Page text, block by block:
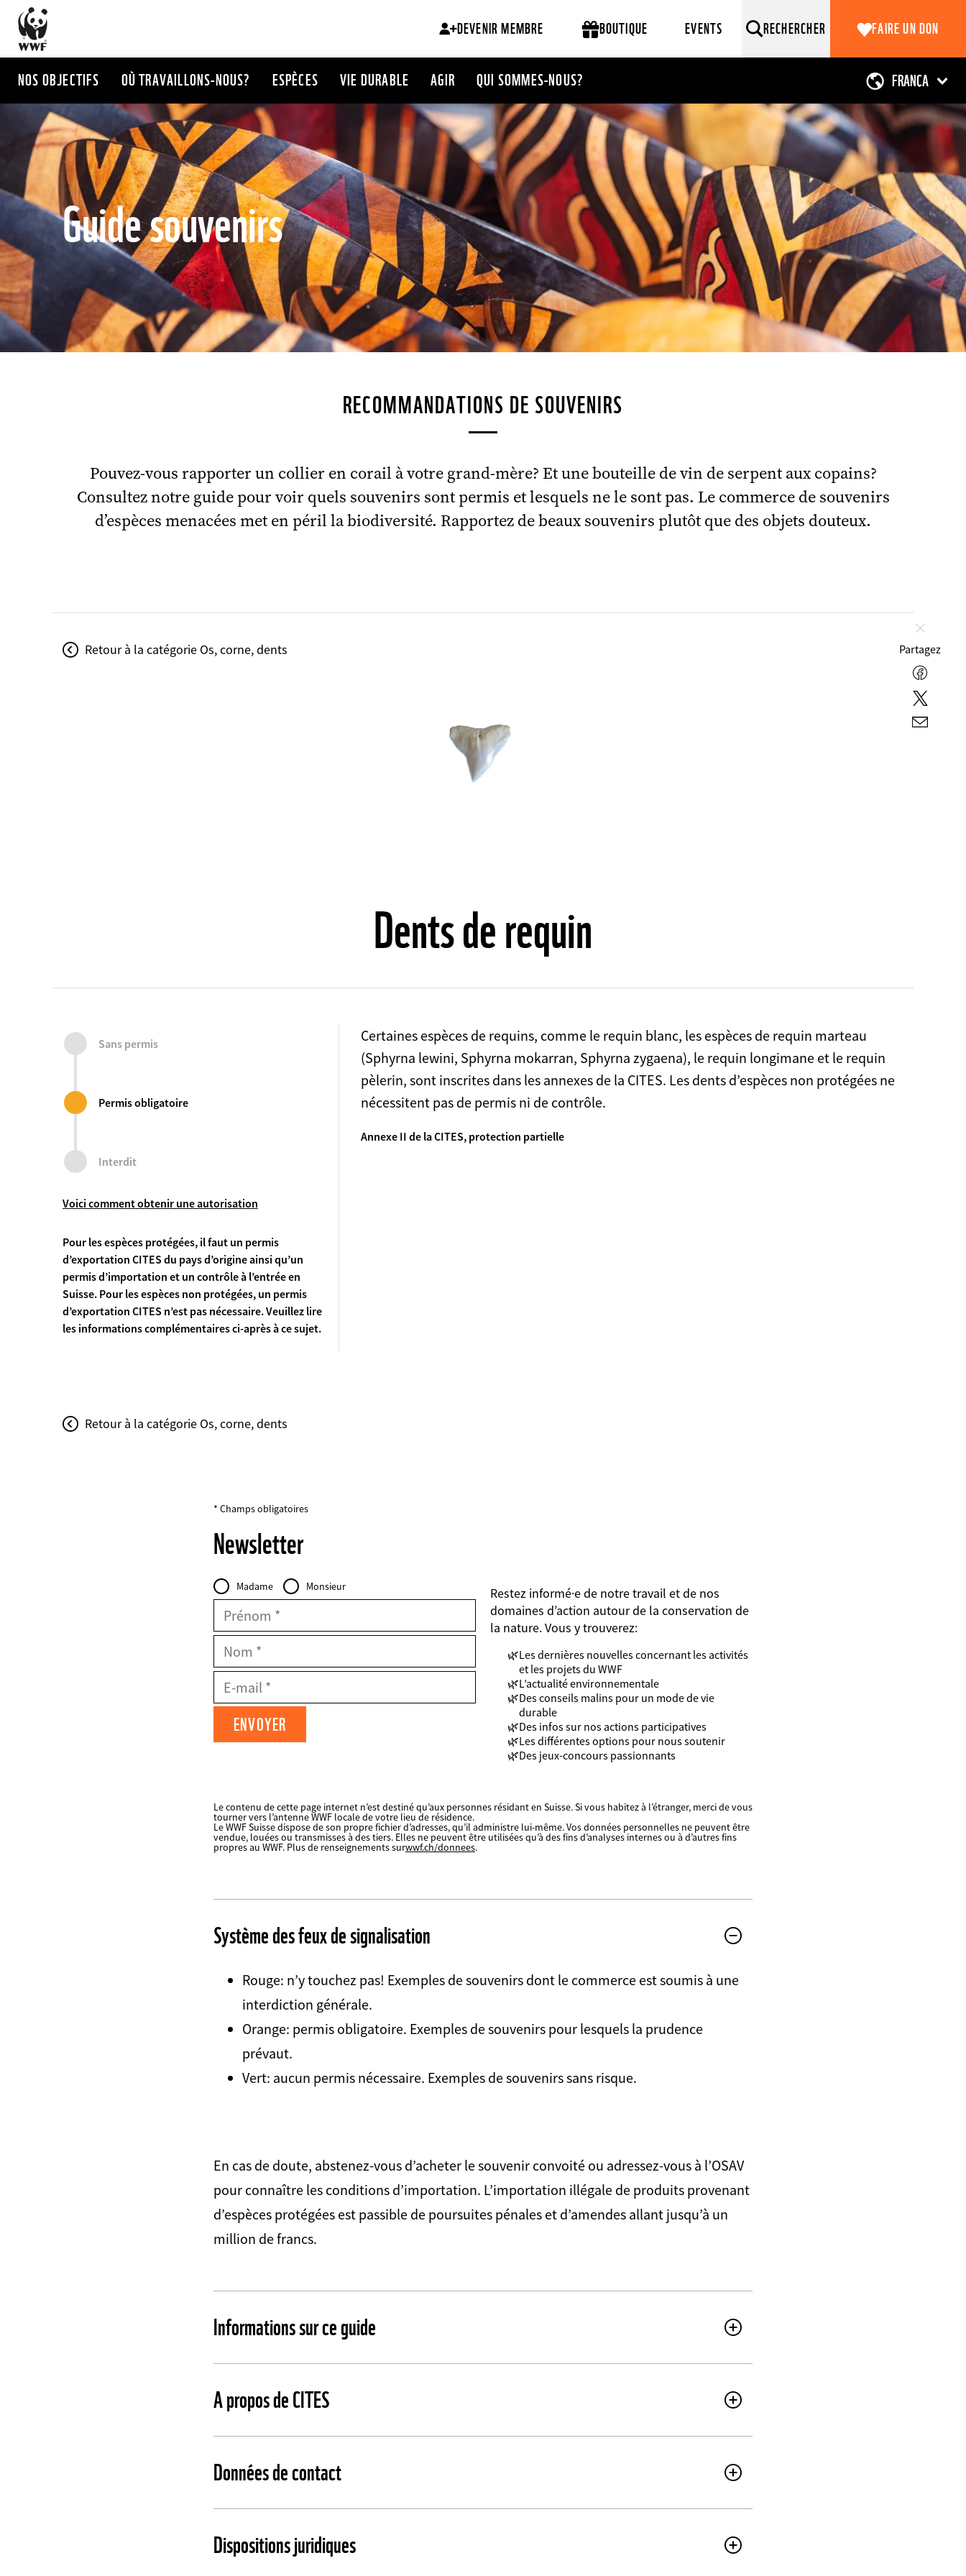
Aller
contenu
principal
DEVENIR MEMBRE BOUTIQUE EVENTS RECHERCHER FAIRE UN DON
NOS OBJECTIFS OÙ TRAVAILLONS-NOUS? ESPÈCES VIE DURABLE AGIR QUI SOMMES-NOUS?
Guide souvenirs
RECOMMANDATIONS DE SOUVENIRS
Pouvez-vous rapporter un collier en corail à votre grand-mère? Et une bouteille de vin de serpent aux copains?
Consultez notre guide pour voir quels souvenirs sont permis et lesquels ne le sont pas. Le commerce de souvenirs
d’espèces menacées met en péril la biodiversité. Rapportez de beaux souvenirs plutôt que des objets douteux.
Retour à la catégorie Os, corne, dents
Dents de requin
Sans permis
Permis obligatoire
Interdit
Voici comment obtenir une autorisation
Pour les espèces protégées, il faut un permis
d’exportation CITES du pays d’origine ainsi qu’un
permis d’importation et un contrôle à l’entrée en
Suisse. Pour les espèces non protégées, un permis
d’exportation CITES n’est pas nécessaire. Veuillez lire
les informations complémentaires ci-après à ce sujet.
Certaines espèces de requins, comme le requin blanc, les espèces de requin marteau
(Sphyrna lewini, Sphyrna mokarran, Sphyrna zygaena), le requin longimane et le requin
pèlerin, sont inscrites dans les annexes de la CITES. Les dents d’espèces non protégées ne
nécessitent pas de permis ni de contrôle.
Annexe II de la CITES, protection partielle
Retour à la catégorie Os, corne, dents
* Champs obligatoires
Newsletter
FIELDSET
Personal
Data
Civilité
Madame Monsieur
Prénom
Nom
Mail
FIELDSET
Restez informé·e de notre travail et de nos
domaines d’action autour de la conservation de
la nature. Vous y trouverez:
Les dernières nouvelles concernant les activités
et les projets du WWF
L’actualité environnementale
Des conseils malins pour un mode de vie
durable
Des infos sur nos actions participatives
Les différentes options pour nous soutenir
Des jeux-concours passionnants
FIELDSET
fieldset
Le contenu de cette page internet n’est destiné qu’aux personnes résidant en Suisse. Si vous habitez à l’étranger, merci de vous
tourner vers l’antenne WWF locale de votre lieu de résidence.
Le WWF Suisse dispose de son propre fichier d’adresses, qu’il administre lui-même. Vos données personnelles ne peuvent être
vendue, louées ou transmisses à des tiers. Elles ne peuvent être utilisées qu’à des fins d’analyses internes ou à d’autres fins
propres au WWF. Plus de renseignements surwwf.ch/donnees.
Système des feux de signalisation
Rouge: n’y touchez pas! Exemples de souvenirs dont le commerce est soumis à une
interdiction générale.
Orange: permis obligatoire. Exemples de souvenirs pour lesquels la prudence
prévaut.
Vert: aucun permis nécessaire. Exemples de souvenirs sans risque.
En cas de doute, abstenez-vous d’acheter le souvenir convoité ou adressez-vous à l’OSAV
pour connaître les conditions d’importation. L’importation illégale de produits provenant
d’espèces protégées est passible de poursuites pénales et d’amendes allant jusqu’à un
million de francs.
Informations sur ce guide
A propos de CITES
Données de contact
Dispositions juridiques
Fermer
Partagez
Twitter
E-